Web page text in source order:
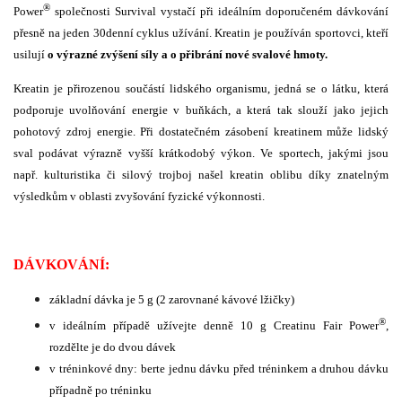
Power® společnosti Survival vystačí při ideálním doporučeném dávkování
přesně na jeden 30denní cyklus užívání. Kreatin je používán sportovci, kteří
usilují o výrazné zvýšení síly a o přibrání nové svalové hmoty.
Kreatin je přirozenou součástí lidského organismu, jedná se o látku, která
podporuje uvolňování energie v buňkách, a která tak slouží jako jejich
pohotový zdroj energie. Při dostatečném zásobení kreatinem může lidský
sval podávat výrazně vyšší krátkodobý výkon. Ve sportech, jakými jsou
např. kulturistika či silový trojboj našel kreatin oblibu díky znatelným
výsledkům v oblasti zvyšování fyzické výkonnosti.
DÁVKOVÁNÍ:
základní dávka je 5 g (2 zarovnané kávové lžičky)
v ideálním případě užívejte denně 10 g Creatinu Fair Power®,
rozdělte je do dvou dávek
v tréninkové dny: berte jednu dávku před tréninkem a druhou dávku
případně po tréninku